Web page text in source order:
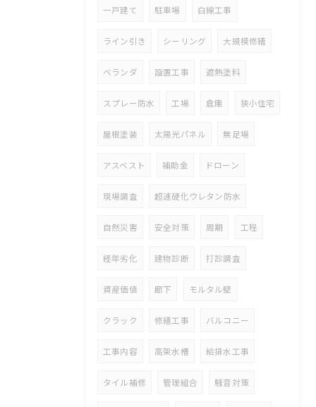
一戸建て 駐車場 白線工事
ライン引き シーリング 大規模修繕
ベランダ 設置工事 遮熱塗料
スプレー防水 工場 倉庫 狭小住宅
屋根塗装 太陽光パネル 無足場
アスベスト 補助金 ドローン
現場調査 超速硬化ウレタン防水
自然災害 安全対策 周期 工程
経年劣化 建物診断 打診調査
資産価値 廊下 モルタル壁
クラック 修繕工事 バルコニー
工事内容 高架水槽 給排水工事
タイル補修 管理組合 騒音対策